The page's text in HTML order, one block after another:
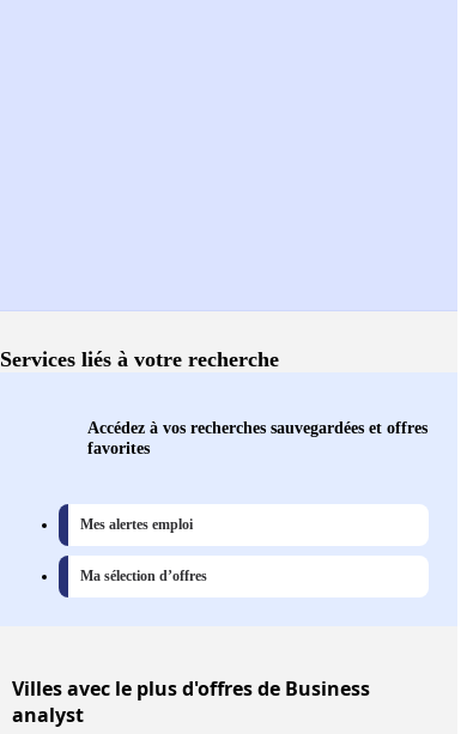
Services liés à votre recherche
Accédez à vos recherches sauvegardées et offres
favorites
Mes alertes emploi
Ma sélection d’offres
Villesavec le plus d'offres de Business
analyst